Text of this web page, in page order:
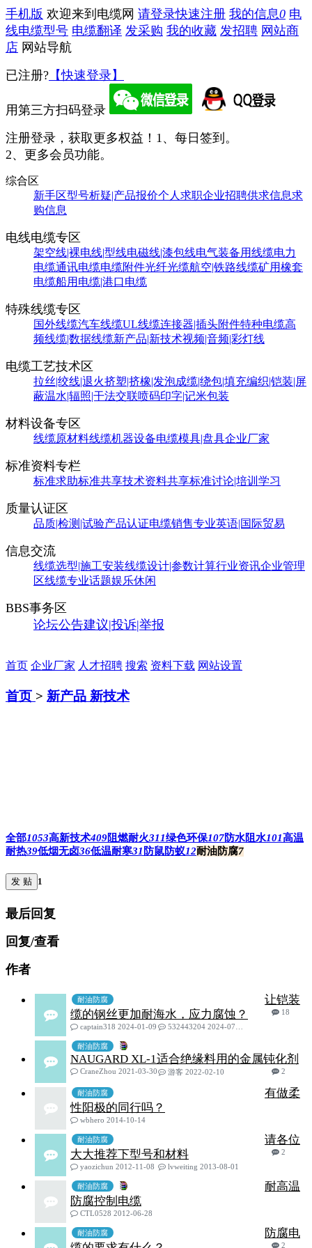
手机版 欢迎来到电缆网 请登录快速注册 我的信息0 电
线电缆型号 电缆翻译 发采购 我的收藏 发招聘 网站商
店 网站导航
已注册? 【快速登录】
用第三方扫码登录
注册登录，获取更多权益！ 1、每日签到。
2、更多会员功能。
综合区
新手区型号析疑|产品报价个人求职企业招聘供求信息求
购信息
电线电缆专区
架空线|裸电线|型线电磁线|漆包线电气装备用线缆电力
电缆通讯电缆电缆附件光纤光缆航空|铁路线缆矿用橡套
电缆船用电缆|港口电缆
特殊线缆专区
国外线缆汽车线缆UL线缆连接器|插头附件特种电缆高
频线缆|数据线缆新产品|新技术视频|音频|彩灯线
电缆工艺技术区
拉丝|绞线|退火挤塑|挤橡|发泡成缆|绕包|填充编织|铠装|屏
蔽温水|辐照|干法交联喷码印字|记米包装
材料设备专区
线缆原材料线缆机器设备电缆模具|盘具企业厂家
标准资料专栏
标准求助标准共享技术资料共享标准讨论|培训学习
质量认证区
品质|检测|试验产品认证电缆销售专业英语|国际贸易
信息交流
线缆选型|施工安装线缆设计|参数计算行业资讯企业管理
区线缆专业话题娱乐休闲
BBS事务区
论坛公告建议|投诉|举报
首页 企业厂家 人才招聘 搜索 资料下载 网站设置
首页 > 新产品 新技术
全部1053高新技术409阻燃耐火311绿色环保107防水阻水101高温
耐热39低烟无卤36低温耐寒31 防鼠防蚁12耐油防腐7
发 贴 1
最后回复
回复/查看
作者
耐油防腐
让铠装
缆的钢丝更加耐海水，应力腐蚀？
18
captain318 2024-01-09
532443204 2024-07-17
耐油防腐
NAUGARD XL-1适合绝缘料用的金属钝化剂
2
CraneZhou 2021-03-30 游客 2022-02-10
耐油防腐
有做柔
性阳极的同行吗？
wbhero 2014-10-14
耐油防腐
请各位
大大推荐下型号和材料
2
yaozichun 2012-11-08
lvweiting 2013-08-01
耐油防腐
耐高温
防腐控制电缆
CTL0528 2012-06-28
耐油防腐
防腐电
2